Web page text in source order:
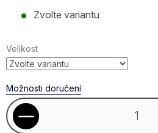
cena:
Zvolte variantu
Velikost
Možnosti doručení